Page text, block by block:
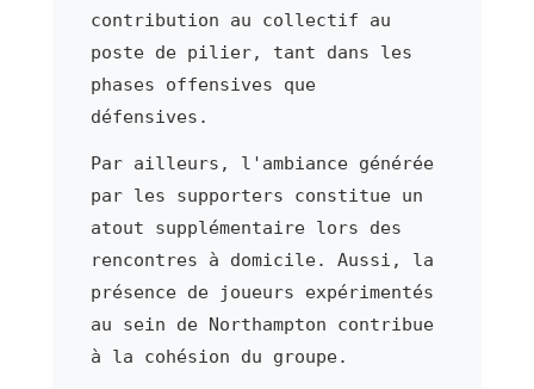
contribution au collectif au
poste de pilier, tant dans les
phases offensives que
défensives.
Par ailleurs, l'ambiance générée
par les supporters constitue un
atout supplémentaire lors des
rencontres à domicile. Aussi, la
présence de joueurs expérimentés
au sein de Northampton contribue
à la cohésion du groupe.